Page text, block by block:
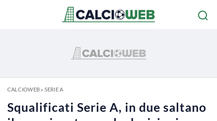
CALCIOWEB» SERIE A
Squalificati Serie A, in due saltano